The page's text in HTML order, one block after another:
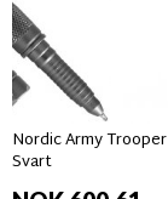
Nordic Army
Svart